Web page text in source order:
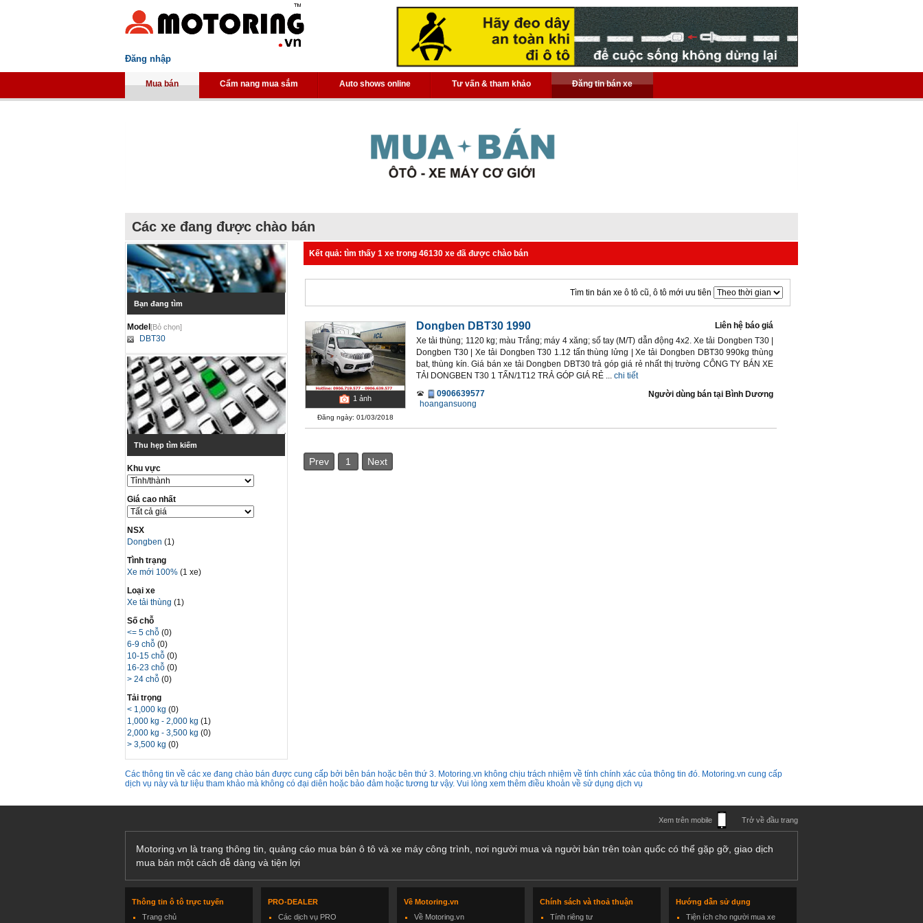
Đăng nhập
Mua bán Cẩm nang mua sắm Auto shows online Tư vấn & tham khảo Đăng tin bán xe
Các xe đang được chào bán
Bạn đang tìm
Model[Bỏ chọn]
DBT30
Thu hẹp tìm kiếm
Khu vực
Giá cao nhất
NSX
Dongben(1)
Tình trạng
Xe mới 100% (1 xe)
Loại xe
Xe tải thùng(1)
Số chỗ
<= 5 chỗ(0)
6-9 chỗ(0)
10-15 chỗ(0)
16-23 chỗ(0)
> 24 chỗ(0)
Tải trọng
< 1,000 kg(0)
1,000 kg - 2,000 kg(1)
2,000 kg - 3,500 kg(0)
> 3,500 kg(0)
Kết quả: tìm thấy 1 xe trong 46130 xe đã được chào bán
Tìm tin bán xe ô tô cũ, ô tô mới ưu tiên
1 ảnh
Đăng ngày: 01/03/2018
Dongben DBT30 1990
Liên hệ báo giá
Xe tải thùng; 1120 kg; màu Trắng; máy 4 xăng; số tay (M/T) dẫn động 4x2. Xe tải Dongben T30 |
Dongben T30 | Xe tải Dongben T30 1.12 tấn thùng lửng | Xe tải Dongben DBT30 990kg thùng
bat, thùng kín. Giá bán xe tải Dongben DBT30 trả góp giá rẻ nhất thị trường CÔNG TY BÁN XE
TẢI DONGBEN T30 1 TẤN/1T12 TRẢ GÓP GIÁ RẺ ... chi tiết
0906639577
hoangansuong
Người dùng bán tại Bình Dương
Prev 1 Next
Các thông tin về các xe đang chào bán được cung cấp bởi bên bán hoặc bên thứ 3. Motoring.vn không chịu trách nhiệm về tính chính xác của thông tin đó. Motoring.vn cung cấp
dịch vụ này và tư liệu tham khảo mà không có đại diên hoặc bảo đảm hoặc tương tư vậy. Vui lòng xem thêm điều khoản về sử dụng dịch vụ
Xem trên mobile Trở về đầu trang
Motoring.vn là trang thông tin, quảng cáo mua bán ô tô và xe máy công trình, nơi người mua và người bán trên toàn quốc có thể gặp gỡ, giao dịch
mua bán một cách dễ dàng và tiện lợi
Thông tin ô tô trực tuyến
Trang chủ
PRO-DEALER
Các dịch vụ PRO
Về Motoring.vn
Về Motoring.vn
Chính sách và thoả thuận
Tính riêng tư
Hướng dẫn sử dụng
Tiện ích cho người mua xe